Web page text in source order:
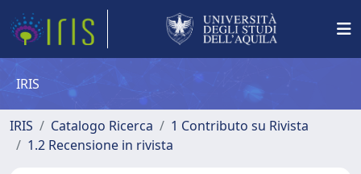
IRIS
IRIS Catalogo Ricerca
1 Contributo su Rivista
1.2 Recensione in rivista